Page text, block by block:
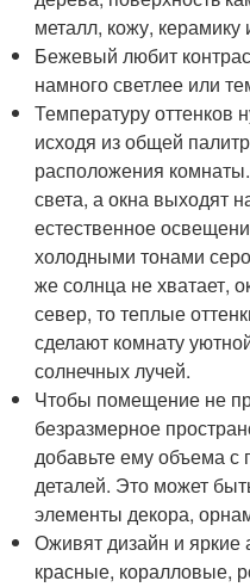
металл, кожу, керамику
Бежевый любит
намного светлее или
Температуру оттенков
исходя из общей
расположения
света, а окна выходят
естественное
холодными тонами
же солнца не хватает,
север, то теплые
сделают комнату
солнечных лучей.
Чтобы помещение не
безразмерное
добавьте ему объема
деталей. Это может
элементы декора,
Оживят дизайн и яркие
красные, коралловые,